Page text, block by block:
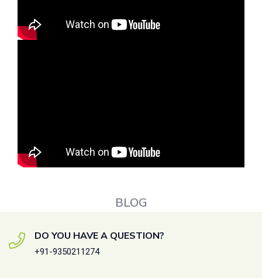
BLOG
DO YOU HAVE A QUESTION?
+91-9350211274